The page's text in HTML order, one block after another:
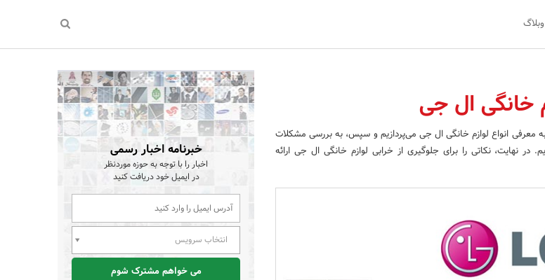
وبلاگ
خانگی ال جی
به معرفی انواع لوازم خانگی ال جی می‌پردازیم و سپس، به بررسی مشکلات
در نهایت، نکاتی را برای جلوگیری از خرابی لوازم خانگی ال جی ارائه
خبرنامه اخبار رسمی
اخبار را با توجه به حوزه موردنظر
در ایمیل خود دریافت کنید
انتخاب سرویس
می خواهم مشترک شوم